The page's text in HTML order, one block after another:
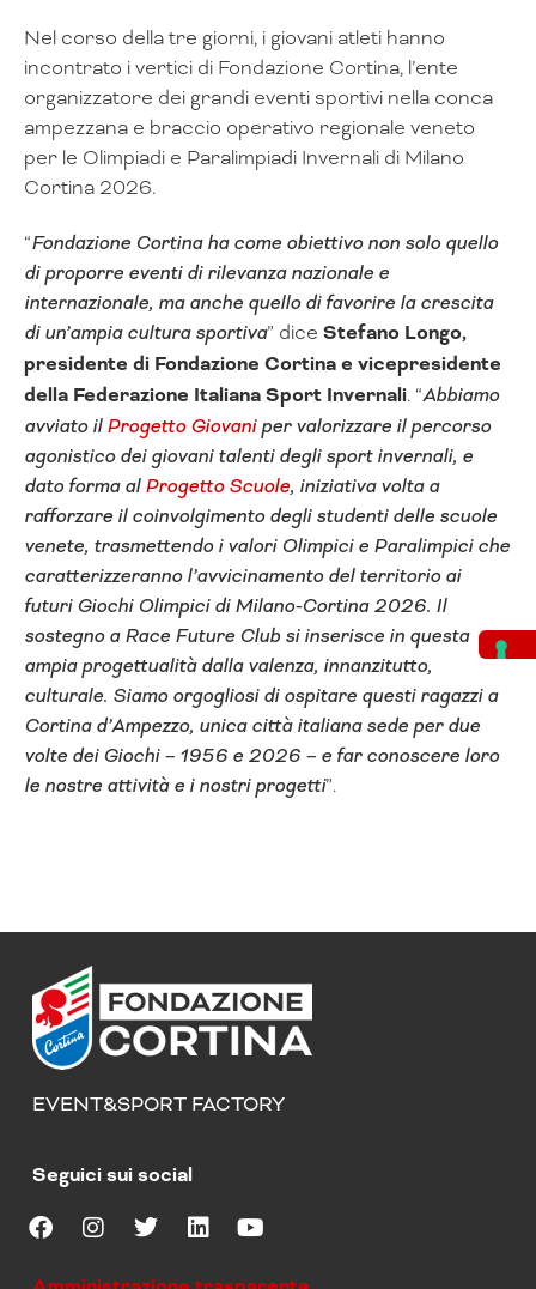
Nel corso della tre giorni, i giovani atleti hanno
incontrato i vertici di Fondazione Cortina, l’ente
organizzatore dei grandi eventi sportivi nella conca
ampezzana e braccio operativo regionale veneto
per le Olimpiadi e Paralimpiadi Invernali di Milano
Cortina 2026.
“Fondazione Cortina ha come obiettivo non solo quello
di proporre eventi di rilevanza nazionale e
internazionale, ma anche quello di favorire la crescita
di un’ampia cultura sportiva” dice Stefano Longo,
presidente di Fondazione Cortina e vicepresidente
della Federazione Italiana Sport Invernali. “Abbiamo
avviato ilProgetto Giovaniper valorizzare il percorso
agonistico dei giovani talenti degli sport invernali, e
dato forma alProgetto Scuole, iniziativa volta a
rafforzare il coinvolgimento degli studenti delle scuole
venete, trasmettendo i valori Olimpici e Paralimpici che
caratterizzeranno l’avvicinamento del territorio ai
futuri Giochi Olimpici di Milano-Cortina 2026. Il
sostegno a Race Future Club si inserisce in questa
ampia progettualità dalla valenza, innanzitutto,
culturale. Siamo orgogliosi di ospitare questi ragazzi a
Cortina d’Ampezzo, unica città italiana sede per due
volte dei Giochi – 1956 e 2026 – e far conoscere loro
le nostre attività e i nostri progetti”.
EVENT&SPORT FACTORY
Seguici sui social
F
I
L